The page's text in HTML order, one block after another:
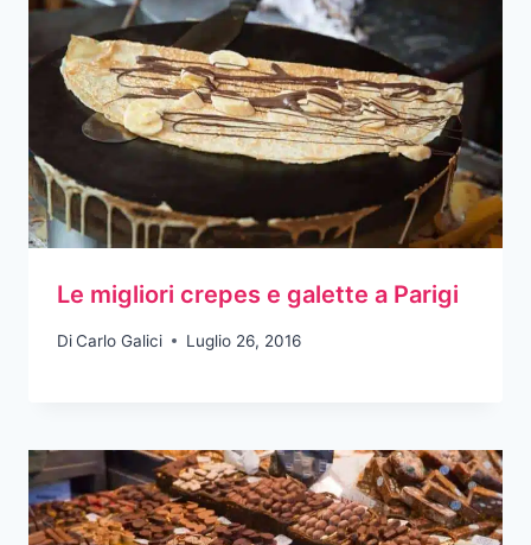
Le migliori crepes e galette a Parigi
DiCarlo Galici Luglio 26, 2016